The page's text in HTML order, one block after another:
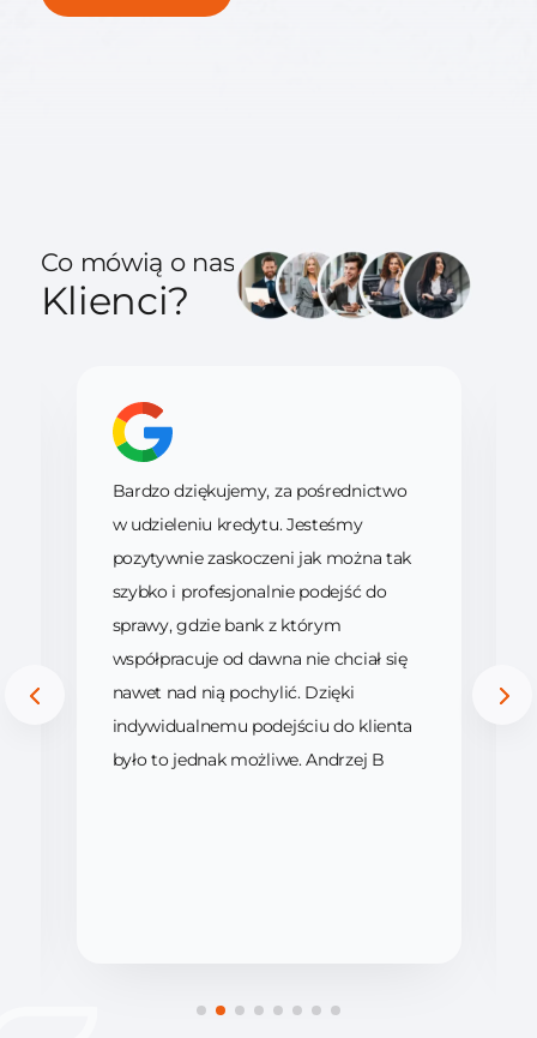
Co mówią o nas
Klienci?
Bardzo dziękujemy, za pośrednictwo
w udzieleniu kredytu. Jesteśmy
pozytywnie zaskoczeni jak można tak
szybko i profesjonalnie podejść do
sprawy, gdzie bank z którym
współpracuje od dawna nie chciał się
nawet nad nią pochylić. Dzięki
indywidualnemu podejściu do klienta
było to jednak możliwe. Andrzej B